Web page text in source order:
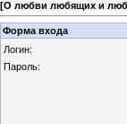
[О любви любящих и
Форма входа
Логин:
Пароль: